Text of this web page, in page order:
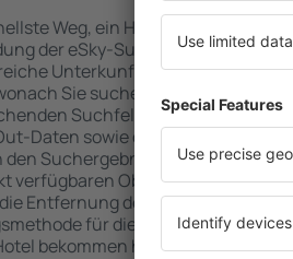
Weg, ein Hotel in Raben
der eSky-Suchmaschine für
Unterkunftsbasis garantiert,
Sie suchen. Geben Sie den
Suchfelder ein, wählen Sie
Daten sowie die Anzahl der Gäste
den Suchergebnissen werden die
verfügbaren Objekte angezeigt.
Entfernung des Hotels vom
für die Unterkunft oder
bekommen hat, überprüfen.